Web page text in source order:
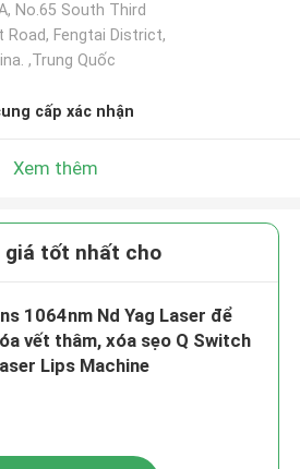
No.65 South Third
Road, Fengtai District,
,Trung Quốc
cấp xác nhận
Xem thêm
giá tốt nhất cho
1064nm Nd Yag Laser để
vết thâm, xóa sẹo Q Switch
Lips Machine